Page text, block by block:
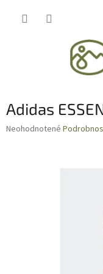
Adidas
Priemerné
Neohodnotené